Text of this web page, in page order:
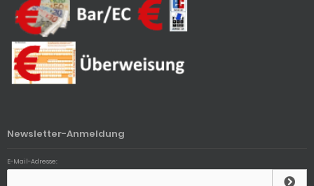
Newsletter-Anmeldung
E-Mail-Adresse: